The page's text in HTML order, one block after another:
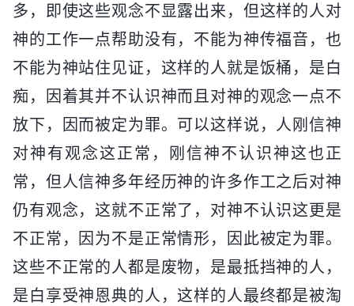
多，即使这些观念不显露出来，但这样的人对
神的工作一点帮助没有，不能为神传福音，也
不能为神站住见证，这样的人就是饭桶，是白
痴，因着其并不认识神而且对神的观念一点不
放下，因而被定为罪。可以这样说，人刚信神
对神有观念这正常，刚信神不认识神这也正
常，但人信神多年经历神的许多作工之后对神
仍有观念，这就不正常了，对神不认识这更是
不正常，因为不是正常情形，因此被定为罪。
这些不正常的人都是废物，是最抵挡神的人，
是白享受神恩典的人，这样的人最终都是被淘